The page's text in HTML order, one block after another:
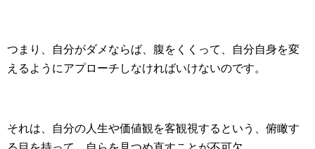
つまり、自分がダメならば、腹をくくって、自分自身を変
えるようにアプローチしなければいけないのです。
それは、自分の人生や価値観を客観視するという、俯瞰す